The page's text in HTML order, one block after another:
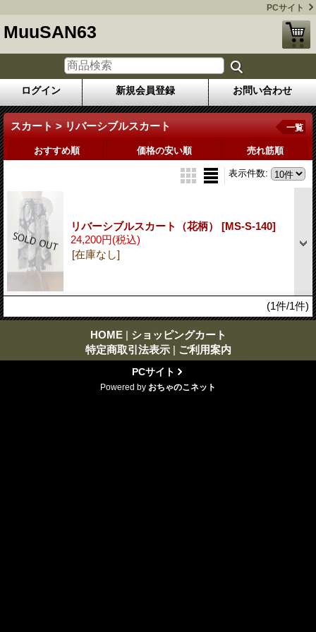
PCサイト
MuuSAN63
ログイン 新規会員登録 お問い合わせ
スカート > リバーシブルスカート 一覧
おすすめ順 価格の安い順 売れ筋順
表示件数:
リバーシブルスカート（花柄） [MS-S-140]
24,200円(税込)
[在庫なし]
(1件/1件)
HOME | ショッピングカート
特定商取引法表示 | ご利用案内
PCサイト
Powered by おちゃのこネット